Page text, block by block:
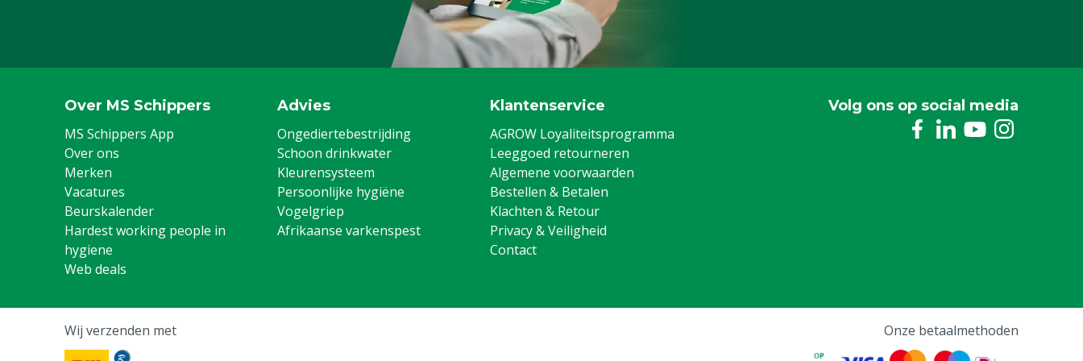
Over MS Schippers
MS Schippers App
Over ons
Merken
Vacatures
Beurskalender
Hardest working people in
hygiene
Web deals
Advies
Ongediertebestrijding
Schoon drinkwater
Kleurensysteem
Persoonlijke hygiëne
Vogelgriep
Afrikaanse varkenspest
Klantenservice
AGROW Loyaliteitsprogramma
Leeggoed retourneren
Algemene voorwaarden
Bestellen & Betalen
Klachten & Retour
Privacy & Veiligheid
Contact
Volg ons op social media
Wij verzenden met Onze betaalmethoden